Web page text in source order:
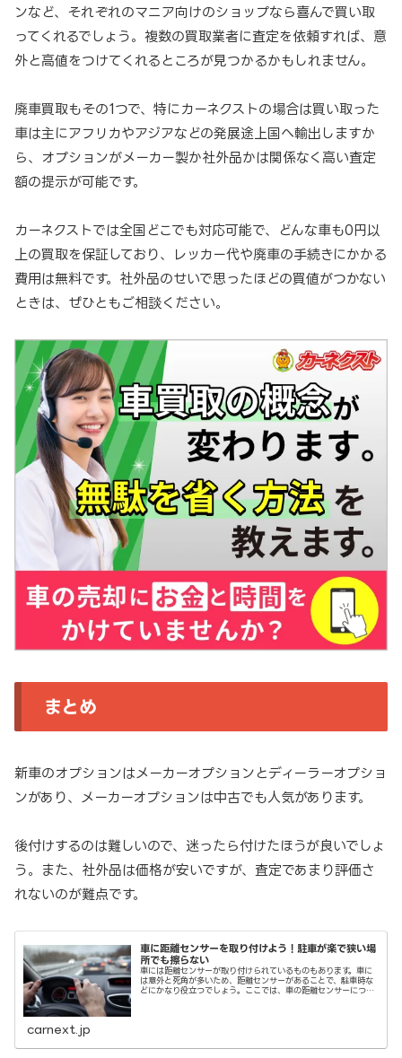
ンなど、それぞれのマニア向けのショップなら喜んで買い取
ってくれるでしょう。複数の買取業者に査定を依頼すれば、意
外と高値をつけてくれるところが見つかるかもしれません。
廃車買取もその1つで、特にカーネクストの場合は買い取った
車は主にアフリカやアジアなどの発展途上国へ輸出しますか
ら、オプションがメーカー製か社外品かは関係なく高い査定
額の提示が可能です。
カーネクストでは全国どこでも対応可能で、どんな車も0円以
上の買取を保証しており、レッカー代や廃車の手続きにかかる
費用は無料です。社外品のせいで思ったほどの買値がつかない
ときは、ぜひともご相談ください。
まとめ
新車のオプションはメーカーオプションとディーラーオプショ
ンがあり、メーカーオプションは中古でも人気があります。
後付けするのは難しいので、迷ったら付けたほうが良いでしょ
う。また、社外品は価格が安いですが、査定であまり評価さ
れないのが難点です。
車に距離センサーを取り付けよう！駐車が楽で狭い場
所でも擦らない
車には距離センサーが取り付けられているものもあります。車に
は意外と死角が多いため、距離センサーがあることで、駐車時な
どにかなり役立つでしょう。ここでは、車の距離センサーについ
carnext.jp